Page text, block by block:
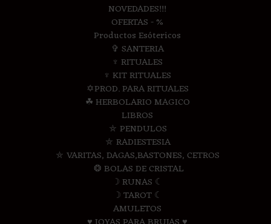
NOVEDADES!!!
OFERTAS - %
Productos Esótericos
✞ SANTERIA
♆ RITUALES
♆ KIT RITUALES
✡PROD. PARA RITUALES
☘ HERBOLARIO MAGICO
LIBROS
⛤ PENDULOS
⛤ RADIESTESIA
⛤ VARITAS, DAGAS,BASTONES, CETROS
❂ BOLAS DE CRISTAL
☽ RUNAS ☾
☽ TAROT ☾
AMULETOS